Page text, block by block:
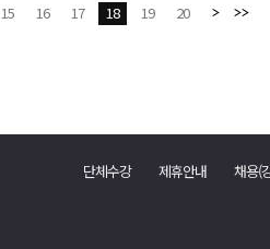
15 16 17 18 19 20
단체수강 제휴안내 채용(